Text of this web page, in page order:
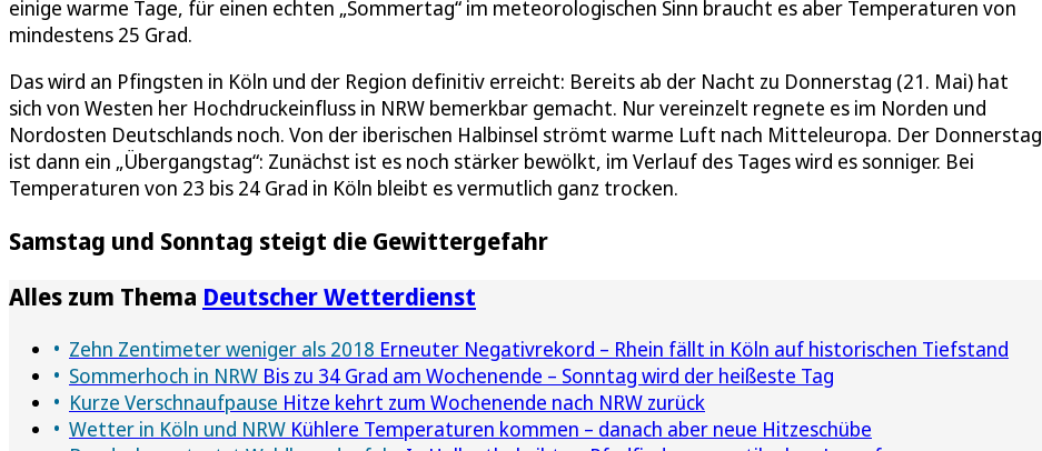
einige warme Tage, für einen echten „Sommertag“ im meteorologischen Sinn braucht es aber Temperaturen von
mindestens 25 Grad.
Das wird an Pfingsten in Köln und der Region definitiv erreicht: Bereits ab der Nacht zu Donnerstag (21. Mai) hat
sich von Westen her Hochdruckeinfluss in NRW bemerkbar gemacht. Nur vereinzelt regnete es im Norden und
Nordosten Deutschlands noch. Von der iberischen Halbinsel strömt warme Luft nach Mitteleuropa. Der Donnerstag
ist dann ein „Übergangstag“: Zunächst ist es noch stärker bewölkt, im Verlauf des Tages wird es sonniger. Bei
Temperaturen von 23 bis 24 Grad in Köln bleibt es vermutlich ganz trocken.
Samstag und Sonntag steigt die Gewittergefahr
Alles zum Thema Deutscher Wetterdienst
Zehn Zentimeter weniger als 2018 Erneuter Negativrekord – Rhein fällt in Köln auf historischen Tiefstand
Sommerhoch in NRW Bis zu 34 Grad am Wochenende – Sonntag wird der heißeste Tag
Kurze Verschnaufpause Hitze kehrt zum Wochenende nach NRW zurück
Wetter in Köln und NRW Kühlere Temperaturen kommen – danach aber neue Hitzeschübe